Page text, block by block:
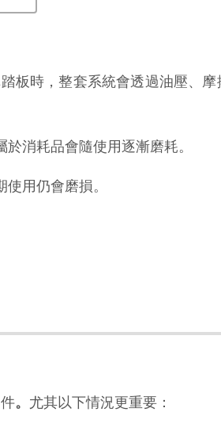
板時，整套系統會透過油壓、
消耗品會隨使用逐漸磨耗。
用仍會磨損。
。 尤其以下情況更重要：